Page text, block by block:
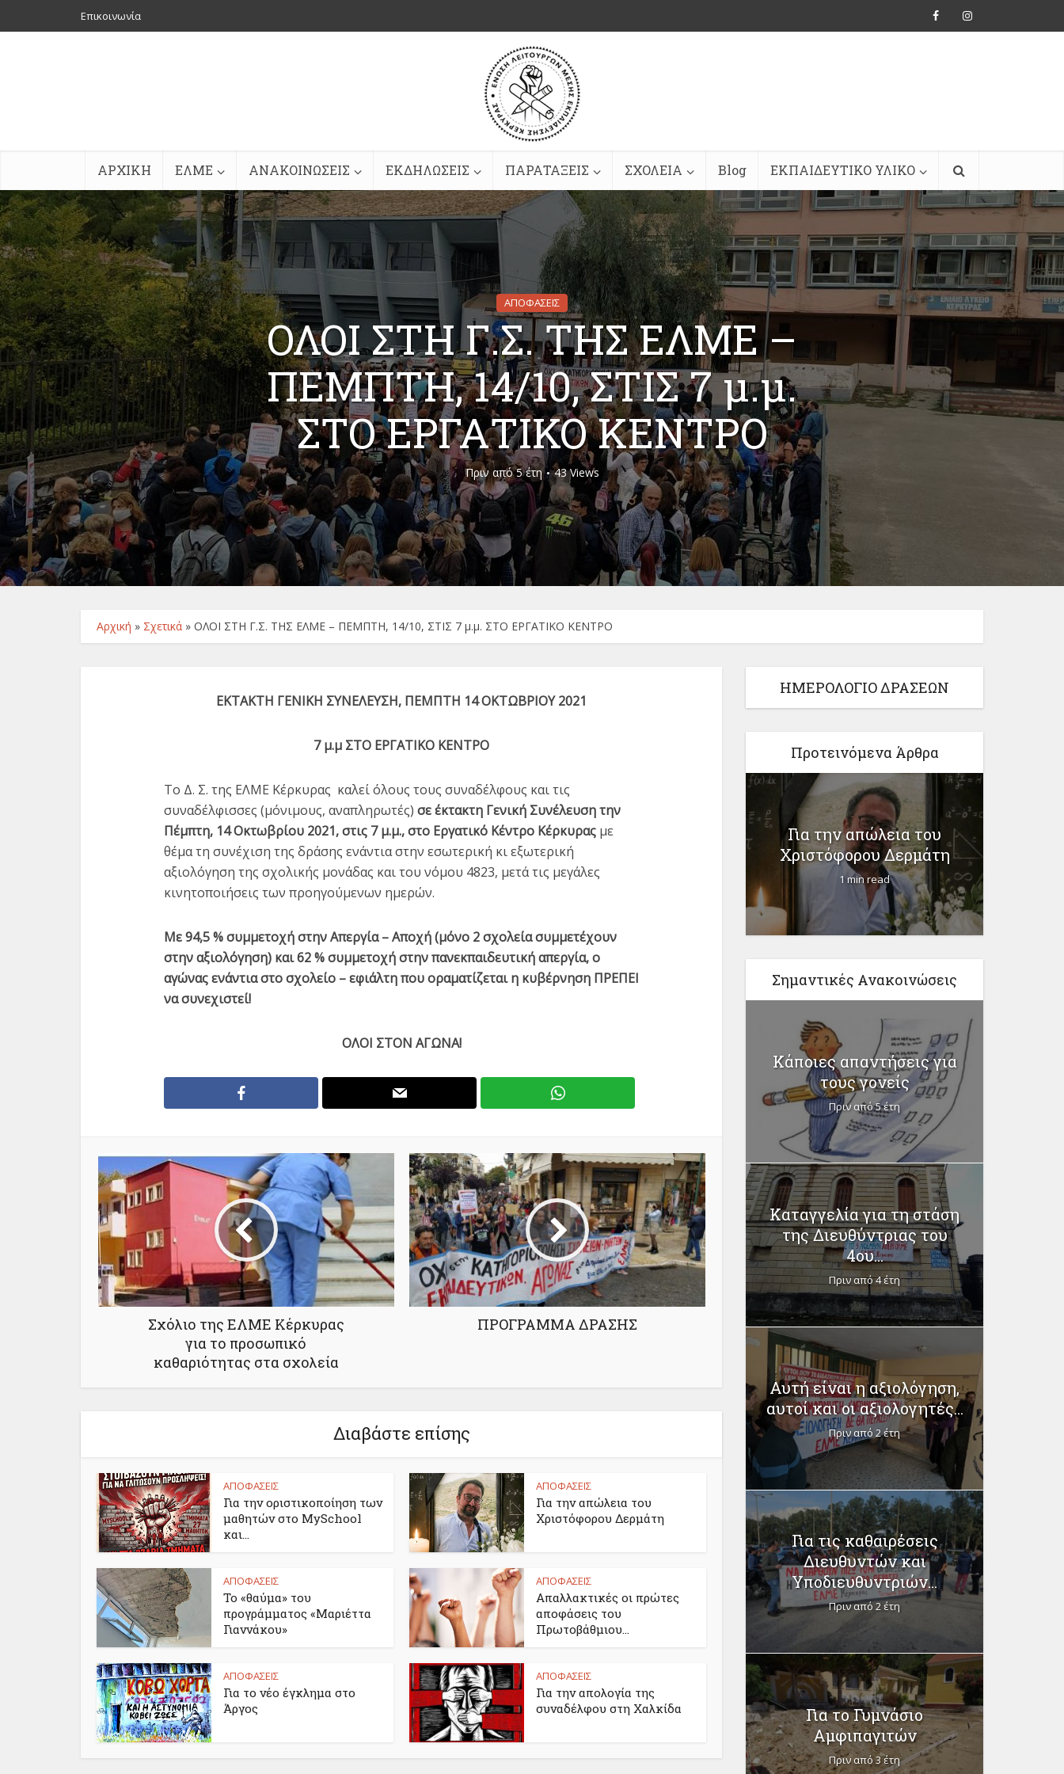
Επικοινωνία
ΑΡΧΙΚΗ ΕΛΜΕ ΑΝΑΚΟΙΝΩΣΕΙΣ ΕΚΔΗΛΩΣΕΙΣ ΠΑΡΑΤΑΞΕΙΣ ΣΧΟΛΕΙΑ Blog ΕΚΠΑΙΔΕΥΤΙΚΟ ΥΛΙΚΟ
ΑΠΟΦΑΣΕΙΣ
ΟΛΟΙ ΣΤΗ Γ.Σ. ΤΗΣ ΕΛΜΕ –
ΠΕΜΠΤΗ, 14/10, ΣΤΙΣ 7 μ.μ.
ΣΤΟ ΕΡΓΑΤΙΚΟ ΚΕΝΤΡΟ
Πριν από 5 έτη 43 Views
Αρχική » Σχετικά » ΟΛΟΙ ΣΤΗ Γ.Σ. ΤΗΣ ΕΛΜΕ – ΠΕΜΠΤΗ, 14/10, ΣΤΙΣ 7 μ.μ. ΣΤΟ ΕΡΓΑΤΙΚΟ ΚΕΝΤΡΟ
ΕΚΤΑΚΤΗ ΓΕΝΙΚΗ ΣΥΝΕΛΕΥΣΗ, ΠΕΜΠΤΗ 14 ΟΚΤΩΒΡΙΟΥ 2021
7 μ.μ ΣΤΟ ΕΡΓΑΤΙΚΟ ΚΕΝΤΡΟ
Το Δ. Σ. της ΕΛΜΕ Κέρκυρας καλεί όλους τους συναδέλφους και τις
συναδέλφισσες (μόνιμους, αναπληρωτές) σε έκτακτη Γενική Συνέλευση την
Πέμπτη, 14 Οκτωβρίου 2021, στις 7 μ.μ., στο Εργατικό Κέντρο Κέρκυρας με
θέμα τη συνέχιση της δράσης ενάντια στην εσωτερική κι εξωτερική
αξιολόγηση της σχολικής μονάδας και του νόμου 4823, μετά τις μεγάλες
κινητοποιήσεις των προηγούμενων ημερών.
Με 94,5 % συμμετοχή στην Απεργία – Αποχή (μόνο 2 σχολεία συμμετέχουν
στην αξιολόγηση) και 62 % συμμετοχή στην πανεκπαιδευτική απεργία, ο
αγώνας ενάντια στο σχολείο – εφιάλτη που οραματίζεται η κυβέρνηση ΠΡΕΠΕΙ
να συνεχιστεί!
ΟΛΟΙ ΣΤΟΝ ΑΓΩΝΑ!
Σχόλιο της ΕΛΜΕ Κέρκυρας
για το προσωπικό
καθαριότητας στα σχολεία
ΠΡΟΓΡΑΜΜΑ ΔΡΑΣΗΣ
Διαβάστε επίσης
ΑΠΟΦΑΣΕΙΣ
Για την οριστικοποίηση των
μαθητών στο MySchool
και...
ΑΠΟΦΑΣΕΙΣ
Για την απώλεια του
Χριστόφορου Δερμάτη
ΑΠΟΦΑΣΕΙΣ
Το «θαύμα» του
προγράμματος «Μαριέττα
Γιαννάκου»
ΑΠΟΦΑΣΕΙΣ
Απαλλακτικές οι πρώτες
αποφάσεις του
Πρωτοβάθμιου...
ΑΠΟΦΑΣΕΙΣ
Για το νέο έγκλημα στο
Άργος
ΑΠΟΦΑΣΕΙΣ
Για την απολογία της
συναδέλφου στη Χαλκίδα
ΗΜΕΡΟΛΟΓΙΟ ΔΡΑΣΕΩΝ
Προτεινόμενα Άρθρα
Απαλλακτικές οι πρώτες
αποφάσεις του
Πρωτοβάθμιου...
2 min read
Για το νέο έγκλημα στο
Άργος
4 min read
Για την οριστικοποίηση
των μαθητών στο
MySchool και...
Για την απώλεια του
Χριστόφορου Δερμάτη
1 min read
Σημαντικές Ανακοινώσεις
Κάποιες απαντήσεις για
τους γονείς
Πριν από 5 έτη
Καταγγελία για τη στάση
της Διευθύντριας του
4ου...
Πριν από 4 έτη
Αυτή είναι η αξιολόγηση,
αυτοί και οι αξιολογητές...
Πριν από 2 έτη
Για τις καθαιρέσεις
Διευθυντών και
Υποδιευθυντριών...
Πριν από 2 έτη
Για το Γυμνάσιο
Αμφιπαγιτών
Πριν από 3 έτη